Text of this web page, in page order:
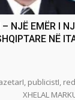
NJË EMËR I
NË
publicistI,
MARKU